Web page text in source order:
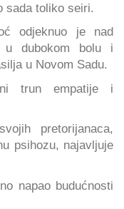
sada toliko seiri.
odjeknuo je nad
u dubokom bolu i
u Novom Sadu.
trun empatije i
pretorijanaca,
psihozu, najavljuje
napao budućnosti